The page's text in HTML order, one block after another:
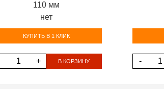
110 мм
нет
КУПИТЬ В 1 КЛИК
+ В КОРЗИНУ -